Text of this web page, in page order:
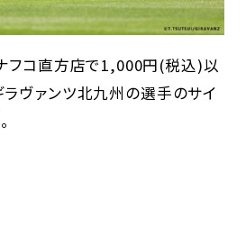
フコ直方店で1,000円(税込)以
ヴァンツ北九州の選手のサイ